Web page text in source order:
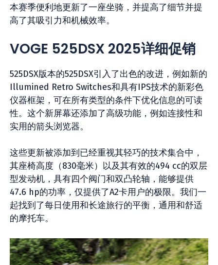
本赛季便利地更新了一座坐骑，并提高了细节并提
高了其吸引力和机械效率。
VOGE 525DSX 2025详细促销
525DSX版本的525DSX引入了出色的改进，例如新的
Illumined Retro Switches和具有IPS技术的新彩色
仪器框架，可在所有类型的条件下优化信息的可读
性。这个新屏幕还添加了高级功能，例如连接性和
实用的箭头浏览器。
这些更新被添加到已经重视其轻巧的技术集合中，
其座椅高度（830毫米）以及其有效的494 cc的双层
型发动机，具有四个阀门和双凸轮轴，能够提供
47.6 hp的功率，仅提供了A2卡用户的极限。我们一
起找到了每日使用和长途旅行的平衡，通用和舒适
的摩托车。